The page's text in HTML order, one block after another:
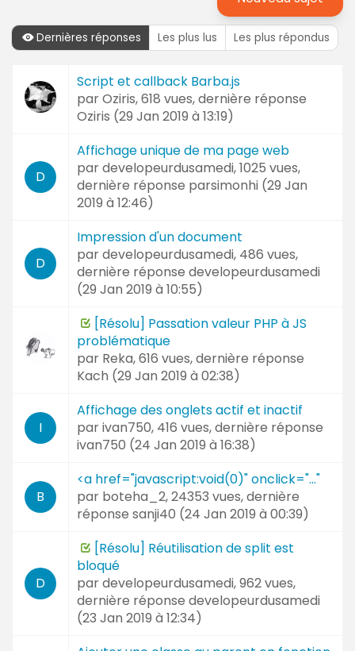
Dernières réponses Les plus lus Les plus répondus
réponses
Sujet
et
Auteur
Script et callback Barba.js
parOziris, 618 vues, dernière réponse
Oziris (29 Jan 2019 à 13:19)
D
Affichage unique de ma page web
pardevelopeurdusamedi, 1025 vues,
dernière réponse parsimonhi (29 Jan
2019 à 12:46)
D
Impression d'un document
pardevelopeurdusamedi, 486 vues,
dernière réponse developeurdusamedi
(29 Jan 2019 à 10:55)
[Résolu] Passation valeur PHP à JS
problématique
par Reka, 616 vues, dernière réponse
Kach (29 Jan 2019 à 02:38)
I
Affichage des onglets actif et inactif
parivan750, 416 vues, dernière réponse
ivan750 (24 Jan 2019 à 16:38)
B
<a href="javascript:void(0)" onclick="..."
par boteha_2, 24353 vues, dernière
réponse sanji40 (24 Jan 2019 à 00:39)
D
[Résolu] Réutilisation de split est
bloqué
pardevelopeurdusamedi, 962 vues,
dernière réponse developeurdusamedi
(23 Jan 2019 à 12:34)